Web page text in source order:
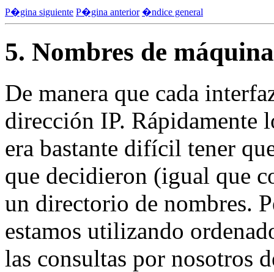
P�gina siguiente P�gina anterior �ndice general
5. Nombres de
De manera que cada
dirección IP. Rápidamente
era bastante difícil tener
que decidieron (igual que
un directorio de nombres.
estamos utilizando
las consultas por nosotros